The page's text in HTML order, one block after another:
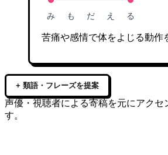
み も だ え る
苦痛や感情で体をよじる動作
+ 類語・フレーズを提案
声優・視聴者による寄稿を元にアクセ
す。